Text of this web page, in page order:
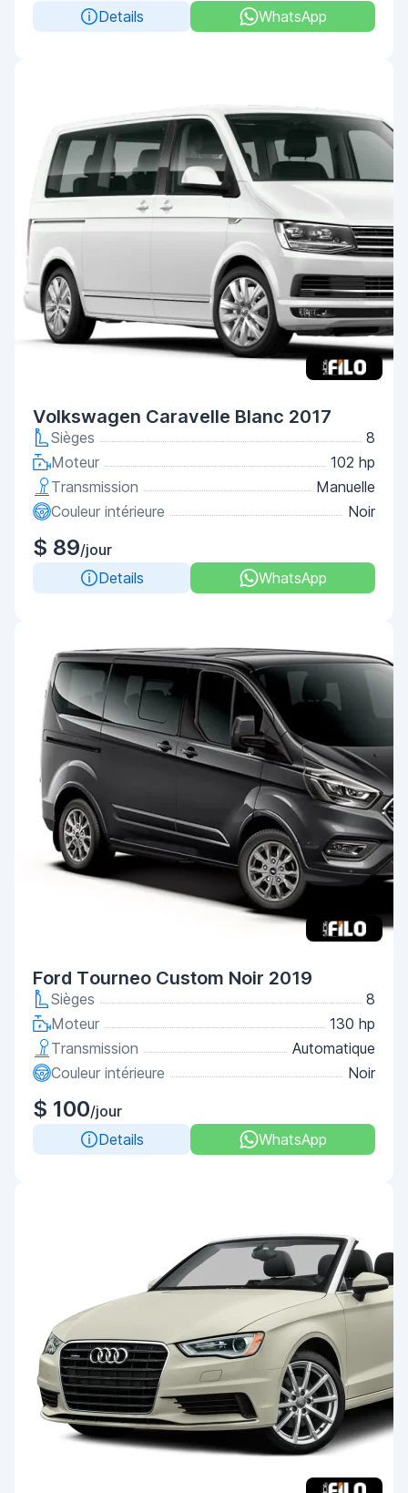
Details
WhatsApp
Volkswagen Caravelle Blanc 2017
Sièges
8
Moteur
102 hp
Transmission
Manuelle
Couleur intérieure
Noir
$ 89/jour
Details
WhatsApp
Ford Tourneo Custom Noir 2019
Sièges
8
Moteur
130 hp
Transmission
Automatique
Couleur intérieure
Noir
$ 100/jour
Details
WhatsApp